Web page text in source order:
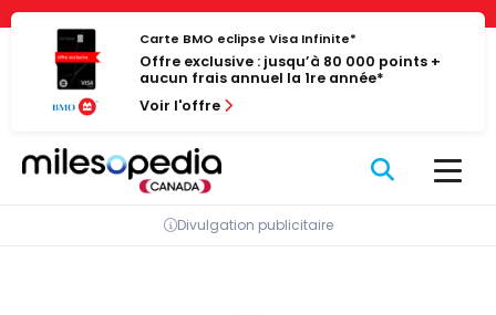
Panneau de gestion des cookies
Passer
contenu
Carte BMO eclipse Visa Infinite*
Offre exclusive : jusqu’à 80 000 points +
aucun frais annuel la 1re année*
Voir l'offre
Divulgation publicitaire